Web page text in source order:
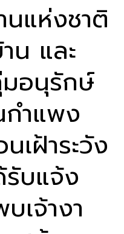
นแห่งชาติ
น และ
อนุรักษ์
ำแพง
เฝ้าระวัง
รับแจ้ง
เจ้างา